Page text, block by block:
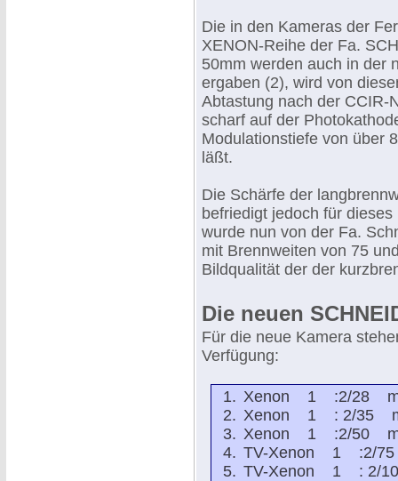
Die in den Kameras der
XENON-Reihe der Fa.
50mm werden auch in der
ergaben (2), wird von
Abtastung nach der CCIR-
scharf auf der
Modulationstiefe von über
läßt.
Die Schärfe der
befriedigt jedoch für
wurde nun von der Fa.
mit Brennweiten von 75
Bildqualität der der
Die neuen
Für die neue Kamera
Verfügung:
Xenon 1 :2/28
Xenon 1 : 2/35
Xenon 1 :2/50
TV-Xenon 1 :2/
TV-Xenon 1 : 2/